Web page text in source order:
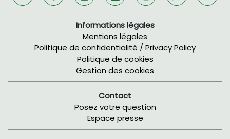
Informations légales
Mentions légales
Politique de confidentialité / Privacy Policy
Politique de cookies
Gestion des cookies
Contact
Posez votre question
Espace presse